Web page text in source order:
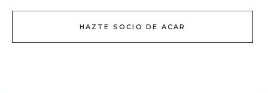
HAZTE SOCIO DE ACAR